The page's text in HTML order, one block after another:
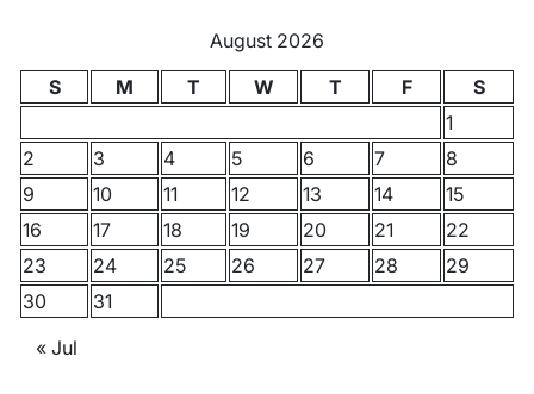
August 2026
S
M T W T F
S
1
2
3 4 5 6 7
8
9
10 11 12 13 14
15
16
17 18 19 20 21
22
23
24 25 26 27 28
29
30
31
« Jul